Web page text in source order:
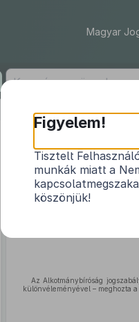
Magyar
Az Alkotmánybíróság
különvéleményével – meghozta a
Figyelem!
Tisztelt
munkák miatt a
köszönjük!